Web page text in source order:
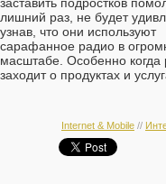
лишний раз, не будет
узнав, что они используют
сарафанное радио в
масштабе. Особенно когда
заходит о продуктах и
Internet & Mobile //